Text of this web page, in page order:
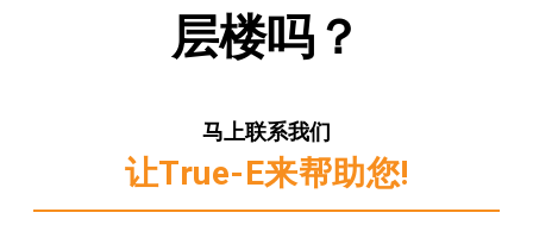
层楼吗？
马上联系我们
让True-E来帮助您!